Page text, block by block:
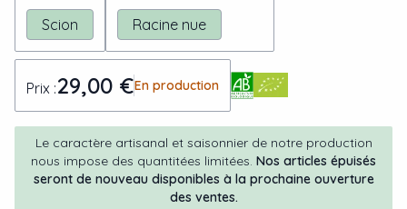
Scion Racine nue
Prix :29,00 €En production
Le caractère artisanal et saisonnier de notre production
nous impose des quantitées limitées. Nos articles épuisés
seront de nouveau disponibles à la prochaine ouverture
des ventes.